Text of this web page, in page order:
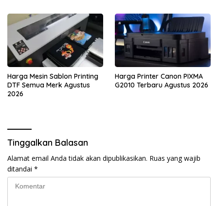
Harga Mesin Sablon Printing
DTF Semua Merk Agustus
2026
Harga Printer Canon PIXMA
G2010 Terbaru Agustus 2026
Tinggalkan Balasan
Alamat email Anda tidak akan dipublikasikan. Ruas yang wajib
ditandai *